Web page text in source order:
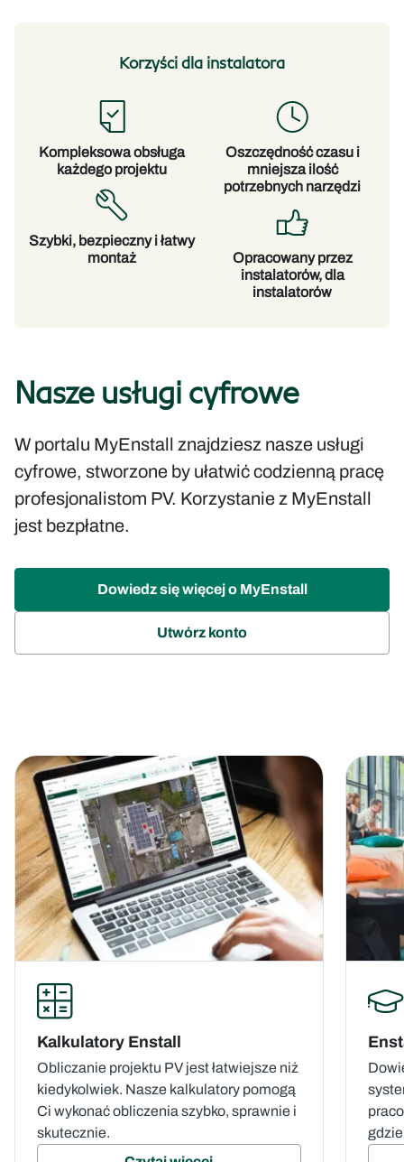
Korzyści dla instalatora
Kompleksowa obsługa
każdego projektu
Szybki, bezpieczny i łatwy
montaż
Oszczędność czasu i
mniejsza ilość
potrzebnych narzędzi
Opracowany przez
instalatorów, dla
instalatorów
Nasze usługi cyfrowe
W portalu MyEnstall znajdziesz nasze usługi
cyfrowe, stworzone by ułatwić codzienną pracę
profesjonalistom PV. Korzystanie z MyEnstall
jest bezpłatne.
Dowiedz się więcej o MyEnstall
Utwórz konto(opens
Kalkulatory Enstall
Obliczanie projektu PV jest łatwiejsze niż
kiedykolwiek. Nasze kalkulatory pomogą
Ci wykonać obliczenia szybko, sprawnie i
skutecznie.